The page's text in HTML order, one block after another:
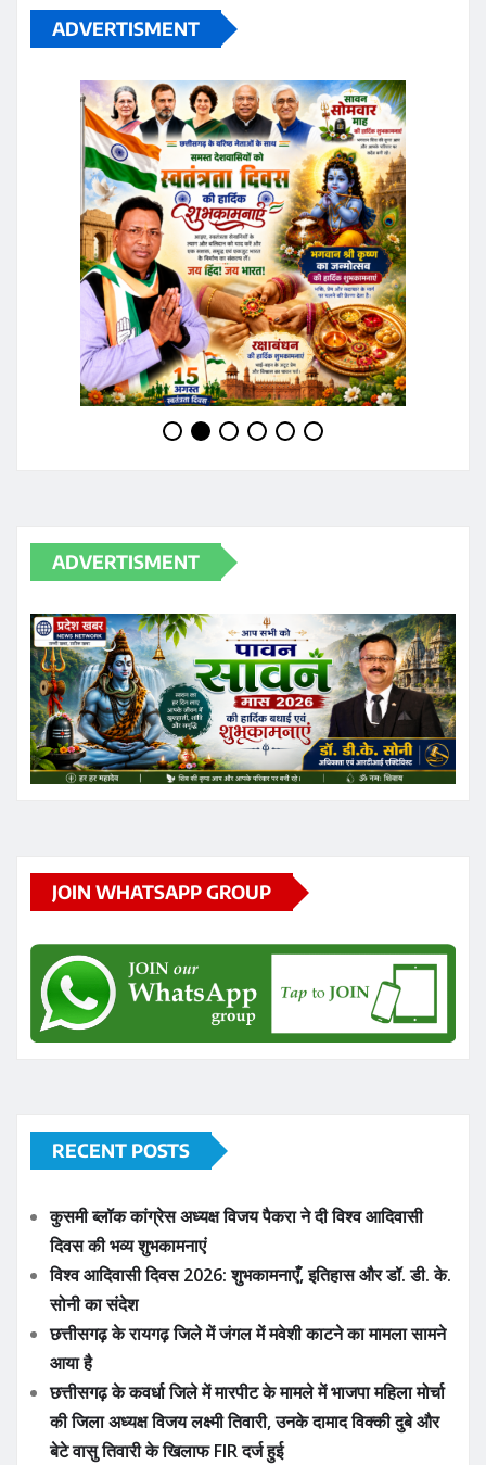
ADVERTISMENT
ADVERTISMENT
JOIN WHATSAPP GROUP
RECENT POSTS
कुसमी ब्लॉक कांग्रेस अध्यक्ष विजय पैकरा ने दी विश्व आदिवासी
दिवस की भव्य शुभकामनाएं
विश्व आदिवासी दिवस 2026: शुभकामनाएँ, इतिहास और डॉ. डी. के.
सोनी का संदेश
छत्तीसगढ़ के रायगढ़ जिले में जंगल में मवेशी काटने का मामला सामने
आया है
छत्तीसगढ़ के कवर्धा जिले में मारपीट के मामले में भाजपा महिला मोर्चा
की जिला अध्यक्ष विजय लक्ष्मी तिवारी, उनके दामाद विक्की दुबे और
बेटे वासु तिवारी के खिलाफ FIR दर्ज हुई